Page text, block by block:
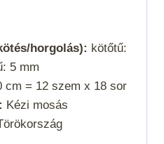
horgolás): kötőtű:
5 mm
cm = 12 szem x 18 sor
Kézi mosás